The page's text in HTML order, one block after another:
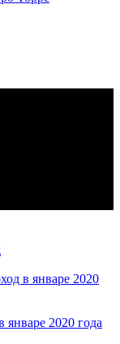
в январе 2020
2020 года